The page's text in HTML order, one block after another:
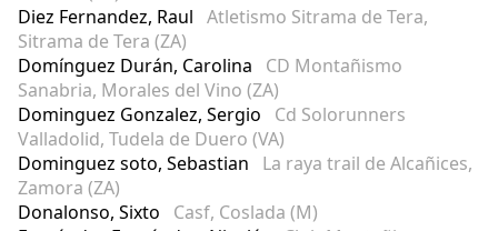
Diez Fernandez, Raul Atletismo Sitrama de Tera,
Sitrama de Tera (ZA)
Domínguez Durán, Carolina CD Montañismo
Sanabria, Morales del Vino (ZA)
Dominguez Gonzalez, Sergio Cd Solorunners
Valladolid, Tudela de Duero (VA)
Dominguez soto, Sebastian La raya trail de Alcañices,
Zamora (ZA)
Donalonso, Sixto Casf, Coslada (M)